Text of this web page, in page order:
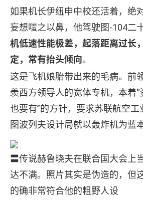
如果机长伊纽申中校还活着，绝
妄想嗤之以鼻，他驾驶图-104二
机低速性能极差，起落距离过长
定，常有抬头倾向。
这是飞机娘胎带出来的毛病。前
羡西方领导人的宽体专机，本着
也要有”的方针，要求苏联航空工
图波列夫设计局就以轰炸机为蓝
〓传说赫鲁晓夫在联合国大会上
达不满。照片其实是伪造的，但
的确非常符合他的粗野人设